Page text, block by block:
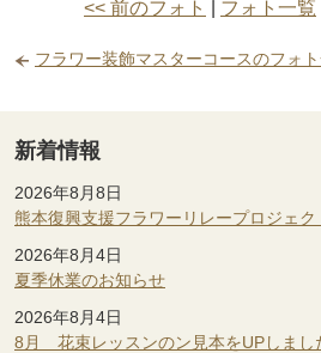
<< 前のフォト フォト一覧
フラワー装飾マスターコースのフォ
新着情報
2026年8月8日
熊本復興支援フラワーリレープロジェク
2026年8月4日
夏季休業のお知らせ
2026年8月4日
8月 花束レッスンのン見本をUPしまし